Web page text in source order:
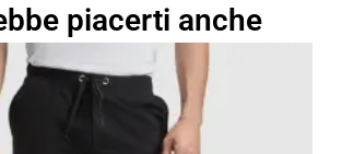
piacerti anche
di
prezzo:
da
10,15 €